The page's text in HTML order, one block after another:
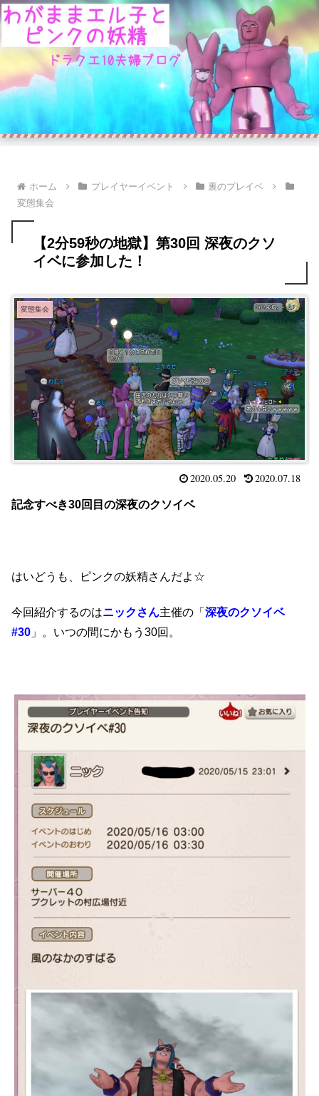
ホーム プレイヤーイベント
裏のプレイベ
変態集会
【2分59秒の地獄】第30回 深夜のクソ
イベに参加した！
変態集会
2020.05.20 2020.07.18
記念すべき30回目の深夜のクソイベ
はいどうも、ピンクの妖精さんだよ☆
今回紹介するのはニックさん主催の「 深夜のクソイベ
#30 」。いつの間にかもう30回。